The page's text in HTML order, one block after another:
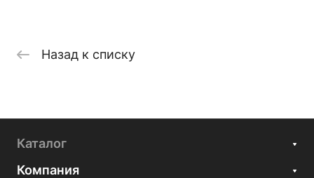
Назад к списку
Каталог
Компания